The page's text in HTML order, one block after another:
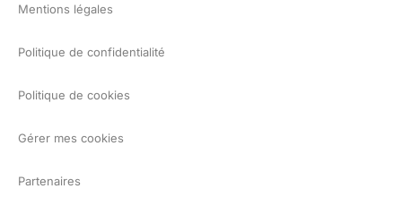
Mentions légales
Politique de confidentialité
Politique de cookies
Gérer mes cookies
Partenaires